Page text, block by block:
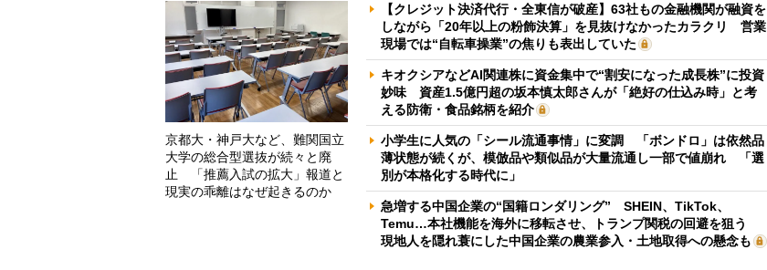
京都大・神戸大など、難関国立
大学の総合型選抜が続々と廃
止 「推薦入試の拡大」報道と
現実の乖離はなぜ起きるのか
【クレジット決済代行・全東信が破産】63社もの金融機関が融資を
しながら「20年以上の粉飾決算」を見抜けなかったカラクリ 営業
現場では“自転車操業”の焦りも表出していた
キオクシアなどAI関連株に資金集中で“割安になった成長株”に投資
妙味 資産1.5億円超の坂本慎太郎さんが「絶好の仕込み時」と考
える防衛・食品銘柄を紹介
小学生に人気の「シール流通事情」に変調 「ボンドロ」は依然品
薄状態が続くが、模倣品や類似品が大量流通し一部で値崩れ 「選
別が本格化する時代に」
急増する中国企業の“国籍ロンダリング” SHEIN、TikTok、
Temu…本社機能を海外に移転させ、トランプ関税の回避を狙う
現地人を隠れ蓑にした中国企業の農業参入・土地取得への懸念も